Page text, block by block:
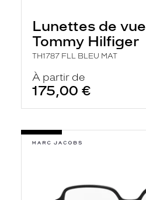
Lunettes de vue
Tommy Hilfiger
TH1787 FLL BLEU MAT
À partir de
175,00 €